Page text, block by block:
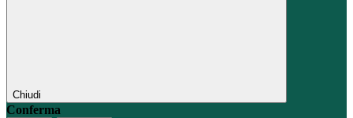
Chiudi
Conferma